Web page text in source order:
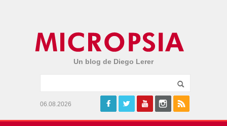
Un blog de Diego Lerer
06.08.2026